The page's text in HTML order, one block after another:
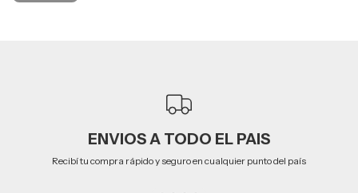
ENVIOS A TODO EL PAIS
Recibí tu compra rápido y seguro en cualquier punto del país